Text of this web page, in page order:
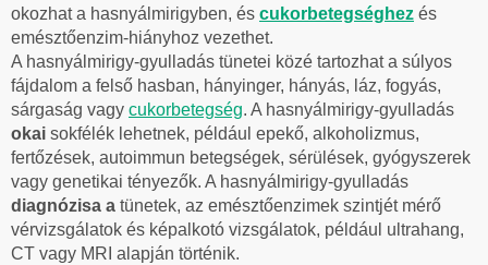
okozhat a hasnyálmirigyben, és cukorbetegséghez és
emésztőenzim-hiányhoz vezethet.
A hasnyálmirigy-gyulladás tünetei közé tartozhat a súlyos
fájdalom a felső hasban, hányinger, hányás, láz, fogyás,
sárgaság vagy cukorbetegség. A hasnyálmirigy-gyulladás
okai sokfélék lehetnek, például epekő, alkoholizmus,
fertőzések, autoimmun betegségek, sérülések, gyógyszerek
vagy genetikai tényezők. A hasnyálmirigy-gyulladás
diagnózisa a tünetek, az emésztőenzimek szintjét mérő
vérvizsgálatok és képalkotó vizsgálatok, például ultrahang,
CT vagy MRI alapján történik.